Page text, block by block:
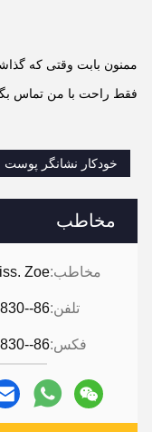
مخاطب
مخاطب:Zoe
تلفن:86--19574844830
فکس:86--19574844830
ممنون بابت وقتی که
فقط راحت با من تماس
خودکار نشانگر پوست